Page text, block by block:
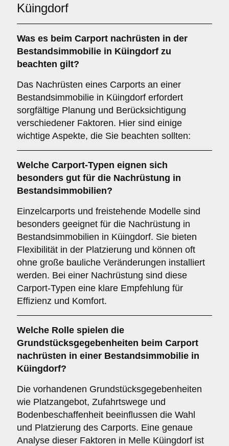
Küingdorf
Was es beim Carport nachrüsten in der
Bestandsimmobilie in Küingdorf zu
beachten gilt?
Das Nachrüsten eines Carports an einer
Bestandsimmobilie in Küingdorf erfordert
sorgfältige Planung und Berücksichtigung
verschiedener Faktoren. Hier sind einige
wichtige Aspekte, die Sie beachten sollten:
Welche Carport-Typen eignen sich
besonders gut für die Nachrüstung in
Bestandsimmobilien?
Einzelcarports und freistehende Modelle sind
besonders geeignet für die Nachrüstung in
Bestandsimmobilien in Küingdorf. Sie bieten
Flexibilität in der Platzierung und können oft
ohne große bauliche Veränderungen installiert
werden. Bei einer Nachrüstung sind diese
Carport-Typen eine klare Empfehlung für
Effizienz und Komfort.
Welche Rolle spielen die
Grundstücksgegebenheiten beim Carport
nachrüsten in einer Bestandsimmobilie in
Küingdorf?
Die vorhandenen Grundstücksgegebenheiten
wie Platzangebot, Zufahrtswege und
Bodenbeschaffenheit beeinflussen die Wahl
und Platzierung des Carports. Eine genaue
Analyse dieser Faktoren in Melle Küingdorf ist